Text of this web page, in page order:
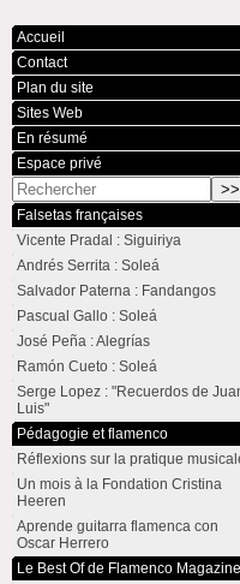
Accueil
Contact
Plan du site
Sites Web
En résumé
Espace privé
Falsetas françaises
Vicente Pradal : Siguiriya
Andrés Serrita : Soleá
Salvador Paterna : Fandangos
Pascual Gallo : Soleá
José Peña : Alegrías
Ramón Cueto : Soleá
Serge Lopez : "Recuerdos de
Luis"
Pédagogie et flamenco
Réflexions sur la pratique
Un mois à la Fondation Cristina
Heeren
Aprende guitarra flamenca con
Oscar Herrero
Le Best Of de Flamenco Magazine